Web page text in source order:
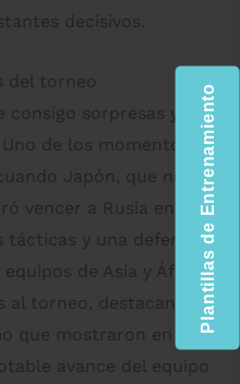
decisivos.
del torneo
consigo sorpresas y
de los momentos
Japón, que no
vencer a Rusia en un
y una defensa
de Asia y África
torneo, destacando
que mostraron en
avance del equipo
Plantillas de Entrenamiento